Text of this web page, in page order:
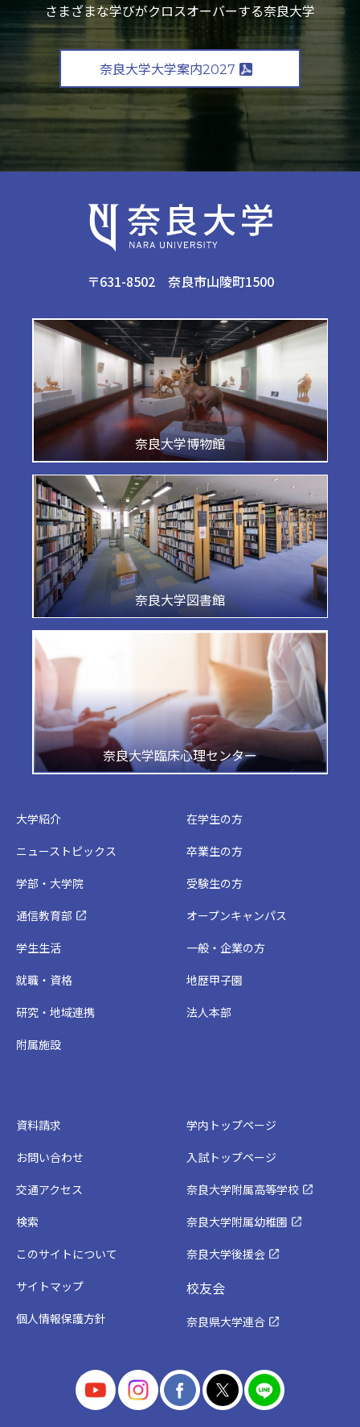
さまざまな学びがクロスオーバーする奈良大学
奈良大学大学案内2027
〒631-8502 奈良市山陵町1500
奈良大学博物館
奈良大学図書館
奈良大学臨床心理センター
大学紹介
ニューストピックス
学部・大学院
通信教育部
学生生活
就職・資格
研究・地域連携
附属施設
在学生の方
卒業生の方
受験生の方
オープンキャンパス
一般・企業の方
地歴甲子園
法人本部
資料請求
お問い合わせ
交通アクセス
検索
このサイトについて
サイトマップ
個人情報保護方針
学内トップページ
入試トップページ
奈良大学附属高等学校
奈良大学附属幼稚園
奈良大学後援会
校友会
奈良県大学連合